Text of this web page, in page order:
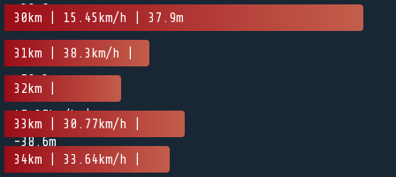
-38.6m
30km | 15.45km/h | 37.9m
31km | 38.3km/h |
-79.3m
32km |
47.37km/h |
-38.6m
33km | 30.77km/h |
-16.8m
34km | 33.64km/h |